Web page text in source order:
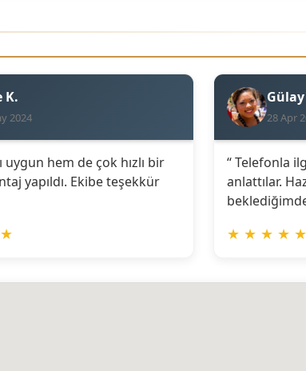
K.
2024
uygun hem de çok hızlı bir
yapıldı. Ekibe teşekkür
★
Gülay
28 Apr
“ Telefonla
anlattılar.
★ ★ ★ ★ ★